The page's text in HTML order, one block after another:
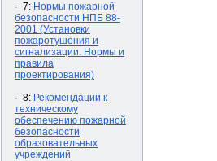
· 7: Нормы пожарной
безопасности НПБ 88-
2001 (Установки
пожаротушения и
сигнализации. Нормы и
правила
проектирования)
· 8: Рекомендации к
техническому
обеспечению пожарной
безопасности
образовательных
учреждений